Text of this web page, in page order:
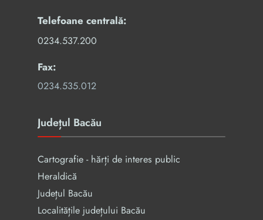
Telefoane centrală:
0234.537.200
Fax:
0234.535.012
Județul Bacău
Cartografie - hărți de interes public
Heraldică
Județul Bacău
Localitățile județului Bacău